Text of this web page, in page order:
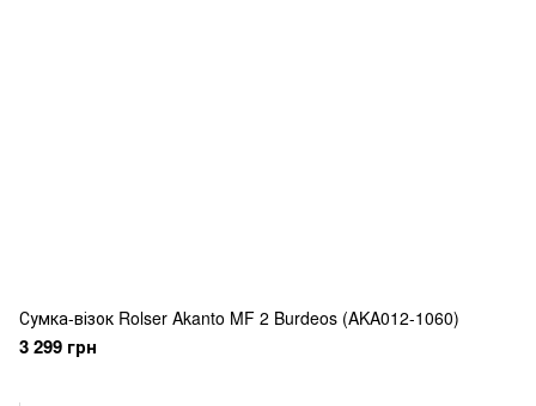
Сумка-візок Rolser Akanto MF 2 Burdeos (AKA012-1060)
3 299 грн